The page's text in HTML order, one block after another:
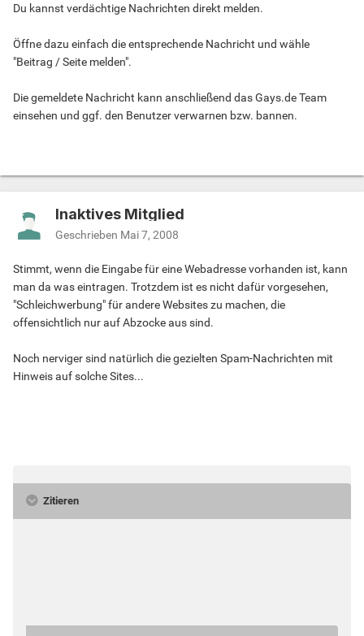
Du kannst verdächtige Nachrichten direkt melden.
Öffne dazu einfach die entsprechende Nachricht und wähle
"Beitrag / Seite melden".
Die gemeldete Nachricht kann anschließend das Gays.de Team
einsehen und ggf. den Benutzer verwarnen bzw. bannen.
Inaktives Mitglied
Geschrieben Mai 7, 2008
Stimmt, wenn die Eingabe für eine Webadresse vorhanden ist, kann
man da was eintragen. Trotzdem ist es nicht dafür vorgesehen,
"Schleichwerbung" für andere Websites zu machen, die
offensichtlich nur auf Abzocke aus sind.
Noch nerviger sind natürlich die gezielten Spam-Nachrichten mit
Hinweis auf solche Sites...
Zitieren